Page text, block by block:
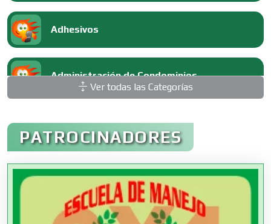
Adhesivos
Administración de Condominios
Administración de Empresas
Agencias Aduanales
Agencias de Autos
Ver todas las Categorías
PATROCINADORES